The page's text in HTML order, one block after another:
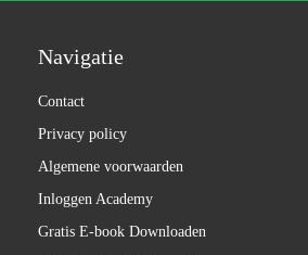
Navigatie
Contact
Privacy policy
Algemene voorwaarden
Inloggen Academy
Gratis E-book Downloaden